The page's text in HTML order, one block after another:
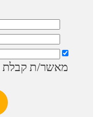
מאשר/ת קבלת